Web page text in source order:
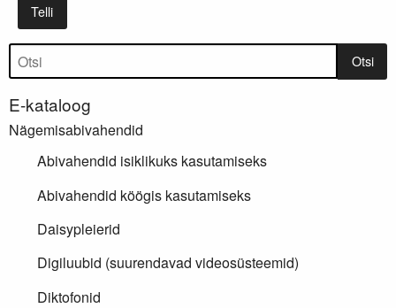
Telli
Tootepuu Otsi
E-kataloog
Nägemisabivahendid
Abivahendid isiklikuks kasutamiseks
Abivahendid köögis kasutamiseks
Daisypleierid
Digiluubid (suurendavad videosüsteemid)
Diktofonid